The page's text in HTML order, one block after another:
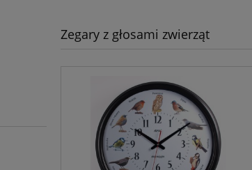
Zegary z głosami zwierząt